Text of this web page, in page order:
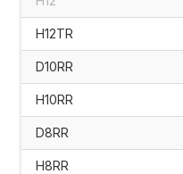
H12TR
D10RR
H10RR
D8RR
H8RR